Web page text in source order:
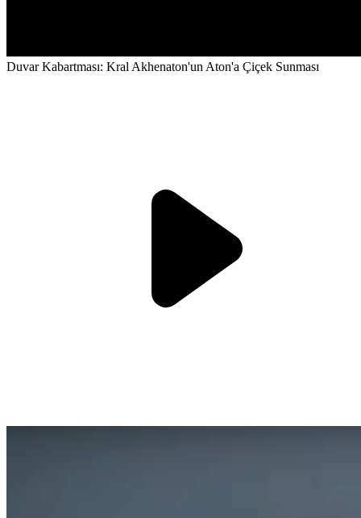
Duvar Kabartması: Kral Akhenaton'un Aton'a Çiçek Sunması